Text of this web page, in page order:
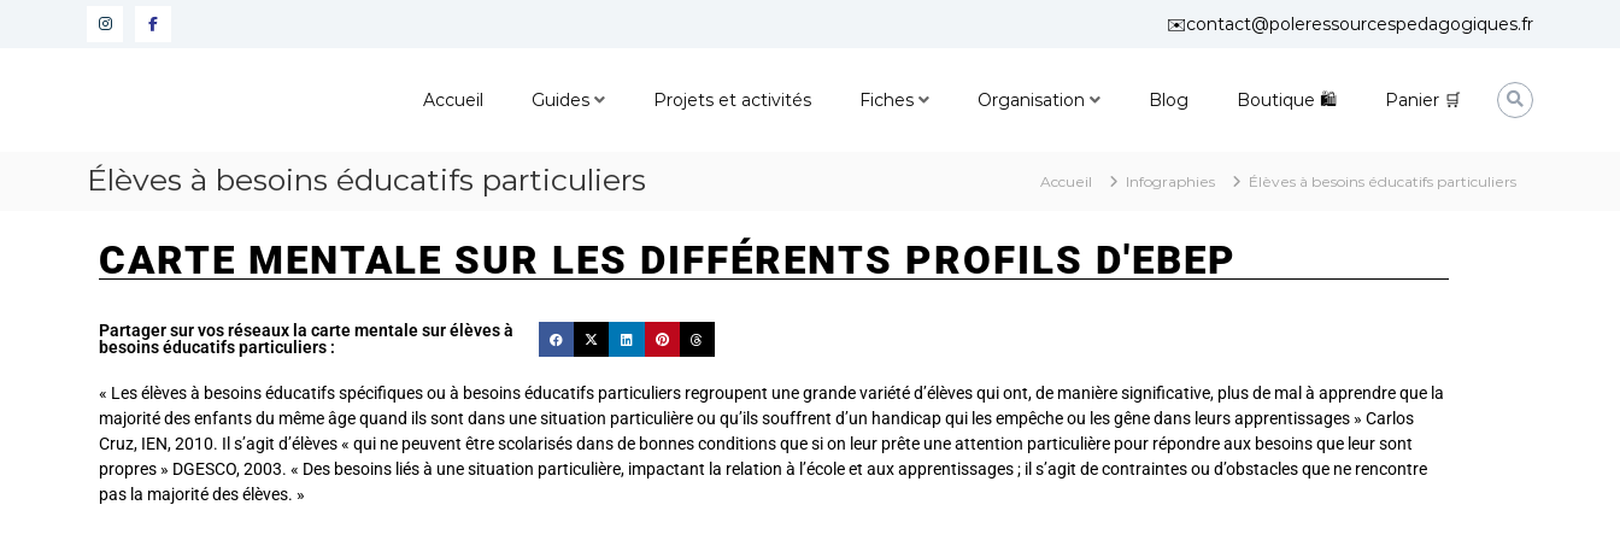
✉️contact@poleressourcespedagogiques.fr
Développer
les
de
vos
Accueil Guides Projets et activités Fiches Organisation Blog Boutique 🛍 Panier 🛒
Élèves à besoins éducatifs particuliers Accueil Infographies Élèves à besoins éducatifs particuliers
CARTE MENTALE SUR LES DIFFÉRENTS PROFILS D'EBEP
Partager sur vos réseaux la carte mentale sur élèves à
besoins éducatifs particuliers :
« Les élèves à besoins éducatifs spécifiques ou à besoins éducatifs particuliers regroupent une grande variété d’élèves qui ont, de manière significative, plus de mal à apprendre que la
majorité des enfants du même âge quand ils sont dans une situation particulière ou qu’ils souffrent d’un handicap qui les empêche ou les gêne dans leurs apprentissages » Carlos
Cruz, IEN, 2010. Il s’agit d’élèves « qui ne peuvent être scolarisés dans de bonnes conditions que si on leur prête une attention particulière pour répondre aux besoins que leur sont
propres » DGESCO, 2003. « Des besoins liés à une situation particulière, impactant la relation à l’école et aux apprentissages ; il s’agit de contraintes ou d’obstacles que ne rencontre
pas la majorité des élèves. »